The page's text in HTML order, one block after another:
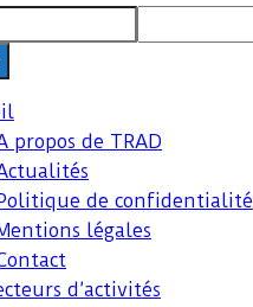
propos de TRAD
Politique de confidentialité
légales
d’activités